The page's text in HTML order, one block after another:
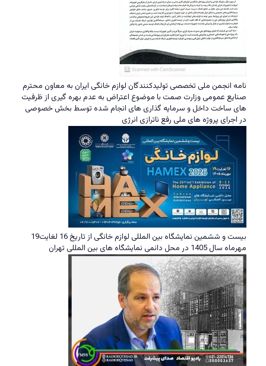
نامه انجمن ملی تخصصی تولیدکنندگان لوازم خانگی ایران به معاون محترم
صنایع عمومی وزارت صمت با موضوع اعتراض به عدم بهره گیری از ظرفیت
های ساخت داخل و سرمایه گذاری های انجام شده توسط بخش خصوصی
در اجرای پروژه های ملی رفع ناترازی انرژی
بیست و ششمین نمایشگاه بین المللی لوازم خانگی از تاریخ 16 لغایت19
مهرماه سال 1405 در محل دائمی نمایشگاه های بین المللی تهران